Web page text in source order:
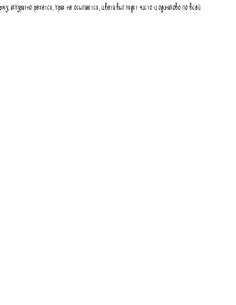
аккуратно режется, края не осыпаются, цвета выглядят чисто и одинаково по всей